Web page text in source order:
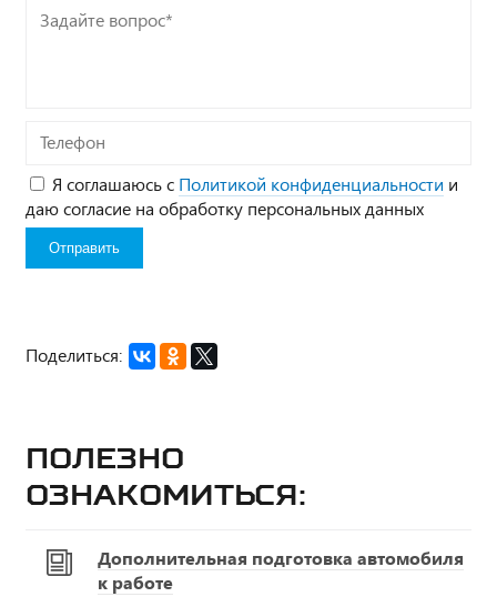
Задайте
вопрос*
Телефон
Я соглашаюсь с Политикой конфиденциальности и
даю согласие на обработку персональных данных
Поделиться:
Полезно
ознакомиться:
Дополнительная подготовка автомобиля
к работе